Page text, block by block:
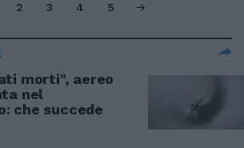
2 3 4 5
morti", aereo
nel
che succede